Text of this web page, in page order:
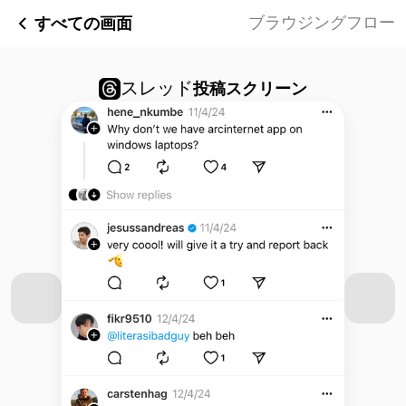
すべての画面 ブラウジングフロー
スレッド投稿スクリーン